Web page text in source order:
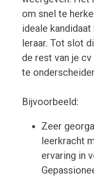
om snel te
ideale
leraar. Tot slot
de rest van je cv
te
Bijvoorbeeld:
Zeer
leerkracht
ervaring in